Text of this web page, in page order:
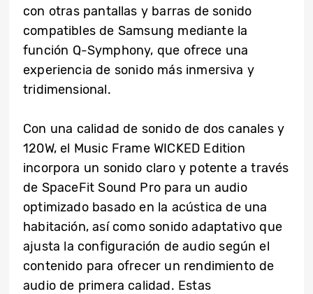
con otras pantallas y barras de sonido
compatibles de Samsung mediante la
función Q-Symphony, que ofrece una
experiencia de sonido más inmersiva y
tridimensional.
Con una calidad de sonido de dos canales y
120W, el Music Frame WICKED Edition
incorpora un sonido claro y potente a través
de SpaceFit Sound Pro para un audio
optimizado basado en la acústica de una
habitación, así como sonido adaptativo que
ajusta la configuración de audio según el
contenido para ofrecer un rendimiento de
audio de primera calidad. Estas